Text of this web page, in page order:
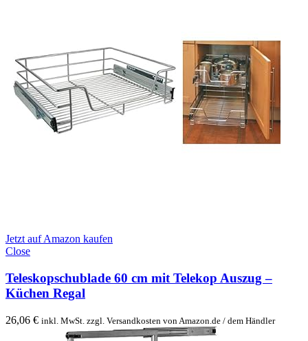
Jetzt auf Amazon kaufen
Close
Teleskopschublade 60 cm mit Telekop Auszug –
Küchen Regal
26,06 € inkl. MwSt. zzgl. Versandkosten von Amazon.de / dem Händler